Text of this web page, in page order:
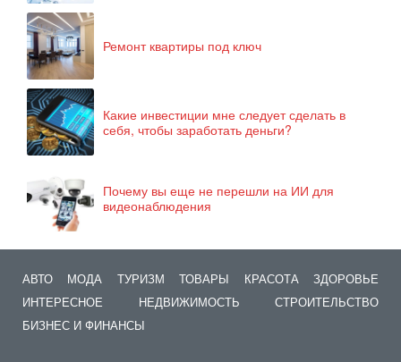
Ремонт квартиры под ключ
Какие инвестиции мне следует сделать в
себя, чтобы заработать деньги?
Почему вы еще не перешли на ИИ для
видеонаблюдения
АВТО МОДА ТУРИЗМ ТОВАРЫ КРАСОТА
ЗДОРОВЬЕ
ИНТЕРЕСНОЕ
НЕДВИЖИМОСТЬ
СТРОИТЕЛЬСТВО
БИЗНЕС И ФИНАНСЫ